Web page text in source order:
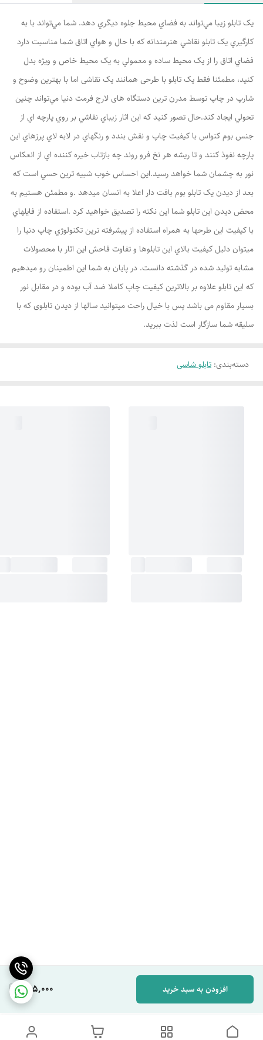
255,000 افزودن به سبد خرید
يک تابلو زيبا مي‌تواند به فضاي محیط جلوه ديگري دهد. شما مي‌تواند با به
کارگيري يک تابلو نقاشي هنرمندانه که با حال و هواي اتاق شما مناسبت دارد
فضاي اتاق را از يک محيط ساده و معمولي به يک محيط خاص و ويژه بدل
کنيد، مطمئنا فقط يک تابلو با طرحی همانند یک نقاشی اما با بهترین وضوح و
شارپ در چاپ توسط مدرن ترین دستگاه های لارج فرمت دنیا مي‌تواند چنين
تحولي ايجاد کند.حال تصور کنيد که اين اثار زيباي نقاشي بر روي پارچه اي از
جنس بوم کنواس با کيفيت چاپ و نقش بندد و رنگهاي در لابه لاي پرزهاي اين
پارچه نفوذ کنند و تا ريشه هر نخ فرو روند چه بازتاب خيره کننده اي از انعکاس
نور به چشمان شما خواهد رسيد.اين احساس خوب شبيه ترين حسي است که
بعد از ديدن يک تابلو بوم بافت دار اعلا به انسان ميدهد .و مطمئن هستيم به
محض ديدن اين تابلو شما اين نکته را تصديق خواهيد کرد .استفاده از فايلهاي
با کيفيت اين طرحها به همراه استفاده از پيشرفته ترين تکنولوژي چاپ دنيا را
ميتوان دليل کيفيت بالاي اين تابلوها و تفاوت فاحش اين اثار با محصولات
مشابه توليد شده در گذشته دانست. در پایان به شما این اطمینان رو میدهیم
که این تابلو علاوه بر بالاترین کیفیت چاپ کاملا ضد آب بوده و در مقابل نور
بسیار مقاوم می باشد پس با خیال راحت میتوانید سالها از دیدن تابلوی که با
سلیقه شما سازگار است لذت ببرید.
دسته‌بندی: تابلو شاسی